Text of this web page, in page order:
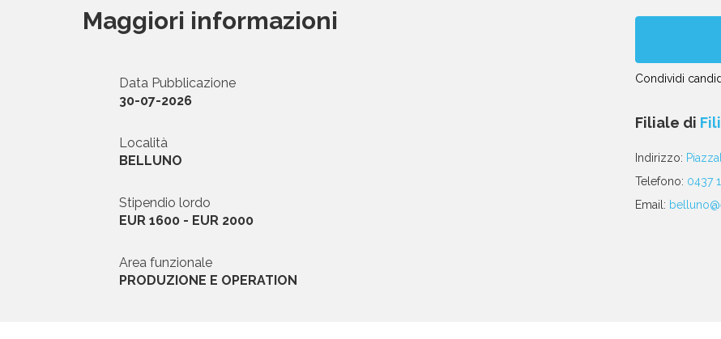
Filiali
News ed Eventi
Domande e Risposte
Lavora con noi
Maggiori informazioni
Data Pubblicazione
30-07-2026
Località
BELLUNO
Stipendio lordo
EUR 1600 - EUR 2000
Area funzionale
PRODUZIONE E OPERATION
Condividi
via
email
su
Facebook
su
Twitter
su
Linkedin
su
WhatsApp
Filiale di
Indirizzo:
Telefono: 0437
Email: